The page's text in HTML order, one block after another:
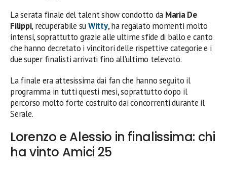
La serata finale del talent show condotto da Maria De
Filippi, recuperabile suWitty, ha regalato momenti molto
intensi, soprattutto grazie alle ultime sfide di ballo e canto
che hanno decretato i vincitori delle rispettive categorie e i
due super finalisti arrivati fino all’ultimo televoto.
La finale era attesissima dai fan che hanno seguito il
programma in tutti questi mesi, soprattutto dopo il
percorso molto forte costruito dai concorrenti durante il
Serale.
Lorenzo e Alessio in finalissima: chi
ha vinto Amici 25